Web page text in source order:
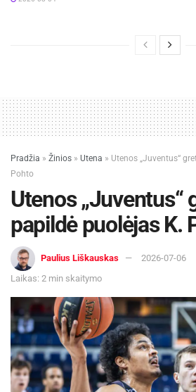
Pradžia » Žinios » Utena » Utenos „Juventus“
Pohto
Utenos „Juventus“
papildė puolėjas K.
Paulius Liškauskas
2026-07-06
Laikas: 2 min skaitymo